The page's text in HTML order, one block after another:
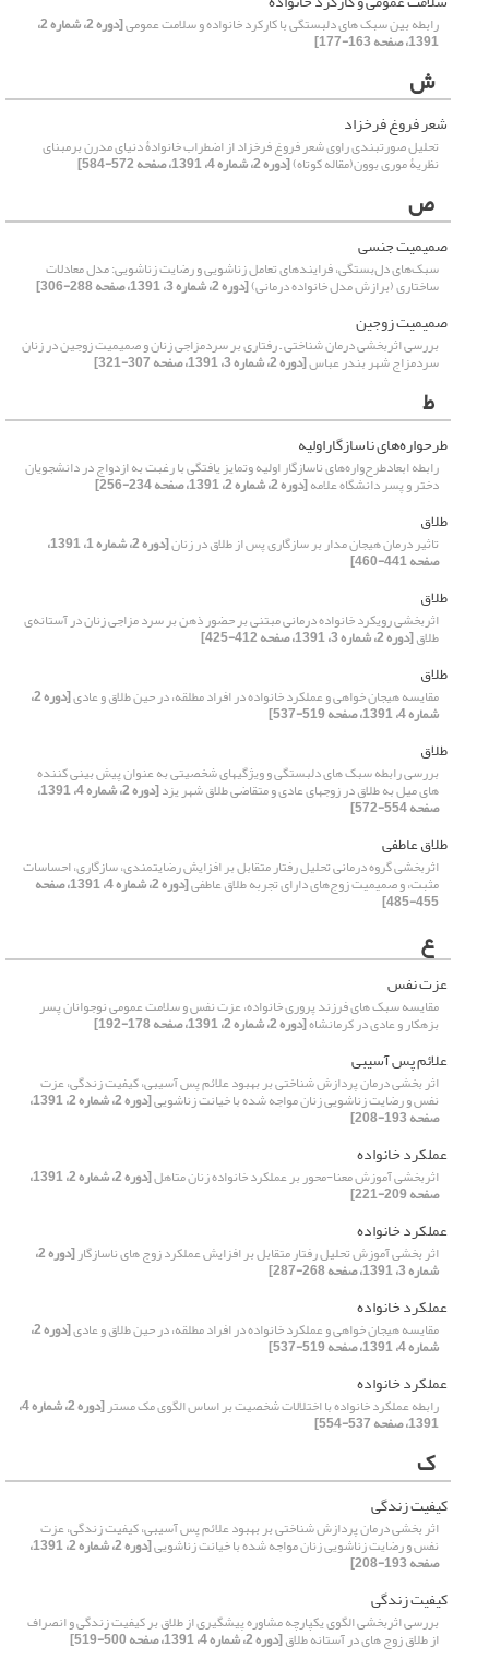
رابطه بین سبک های دلبستگی با کارکرد خانواده و سلامت عمومی [دوره 2، شماره 2،
1391، صفحه 163-177]
ش
شعر فروغ فرخزاد
تحلیل صورتبندی راوی شعر فروغ فرخزاد از اضطراب خانوادۀ دنیای مدرن برمبنای
نظریۀ موری بوون(مقاله کوتاه)[دوره 2، شماره 4، 1391، صفحه 572-584]
ص
صمیمیت جنسی
سبک‌های دل‌بستگی، فرایندهای تعامل زناشویی و رضایت زناشویی: مدل معادلات
ساختاری (برازش مدل خانواده درمانی)[دوره 2، شماره 3، 1391، صفحه 288-306]
صمیمیت زوجین
بررسی اثربخشی درمان شناختی – رفتاری بر سردمزاجی زنان و صمیمیت زوجین در زنان
سردمزاج شهر بندر عباس[دوره 2، شماره 3، 1391، صفحه 307-321]
ط
طرحواره‌های ناسازگاراولیه
رابطه ابعادطرح‌واره‌های ناسازگار اولیه وتمایز یافتگی با رغبت به ازدواج در دانشجویان
دختر و پسر دانشگاه علامه[دوره 2، شماره 2، 1391، صفحه 234-256]
طلاق
تاثیر درمان هیجان مدار بر سازگاری پس از طلاق در زنان [دوره 2، شماره 1، 1391،
صفحه 441-460]
طلاق
اثربخشی رویکرد خانواده درمانی مبتنی بر حضور ذهن بر سرد مزاجی زنان در آستانه‌ی
طلاق[دوره 2، شماره 3، 1391، صفحه 412-425]
طلاق
مقایسه هیجان خواهی و عملکرد خانواده در افراد مطلقه، در حین طلاق و عادی [دوره 2،
شماره 4، 1391، صفحه 519-537]
طلاق
بررسی رابطه سبک های دلبستگی و ویژگیهای شخصیتی به عنوان پیش بینی کننده
های میل به طلاق در زوجهای عادی و متقاضی طلاق شهر یزد [دوره 2، شماره 4، 1391،
صفحه 554-572]
طلاق عاطفی
اثربخشی گروه درمانی تحلیل رفتار متقابل بر افزایش رضایتمندی، سازگاری، احساسات
مثبت، و صمیمیت زوج‌های دارای تجربه طلاق عاطفی [دوره 2، شماره 4، 1391، صفحه
455-485]
ع
عزت نفس
مقایسه سبک های فرزند پروری خانواده، عزت نفس و سلامت عمومی نوجوانان پسر
بزهکار و عادی در کرمانشاه[دوره 2، شماره 2، 1391، صفحه 178-192]
علائم پس آسیبی
اثر بخشی درمان پردازش شناختی بر بهبود علائم پس آسیبی، کیفیت زندگی، عزت
نفس و رضایت زناشویی زنان مواجه شده با خیانت زناشویی [دوره 2، شماره 2، 1391،
صفحه 193-208]
عملکرد خانواده
اثربخشی آموزش معنا-محور بر عملکرد خانواده زنان متاهل [دوره 2، شماره 2، 1391،
صفحه 209-221]
عملکرد خانواده
اثر بخشی آموزش تحلیل رفتار متقابل بر افزایش عملکرد زوج ‌های ناسازگار [دوره 2،
شماره 3، 1391، صفحه 268-287]
عملکرد خانواده
مقایسه هیجان خواهی و عملکرد خانواده در افراد مطلقه، در حین طلاق و عادی [دوره 2،
شماره 4، 1391، صفحه 519-537]
عملکرد خانواده
رابطه عملکرد خانواده با اختلالات شخصیت بر اساس الگوی مک مستر [دوره 2، شماره 4،
1391، صفحه 537-554]
ک
کیفیت زندگی
اثر بخشی درمان پردازش شناختی بر بهبود علائم پس آسیبی، کیفیت زندگی، عزت
نفس و رضایت زناشویی زنان مواجه شده با خیانت زناشویی [دوره 2، شماره 2، 1391،
صفحه 193-208]
کیفیت زندگی
بررسی اثربخشی الگوی یکپارچه مشاوره پیشگیری از طلاق بر کیفیت زندگی و انصراف
از طلاق زوج های در آستانه طلاق[دوره 2، شماره 4، 1391، صفحه 500-519]